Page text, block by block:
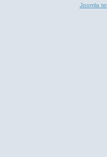
Joomla